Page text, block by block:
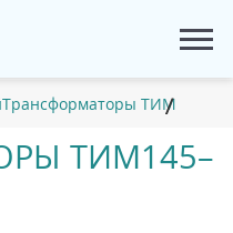
Трансформаторы ТИМ
ТИМ145–